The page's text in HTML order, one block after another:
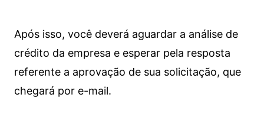
Após isso, você deverá aguardar a análise de
crédito da empresa e esperar pela resposta
referente a aprovação de sua solicitação, que
chegará por e-mail.